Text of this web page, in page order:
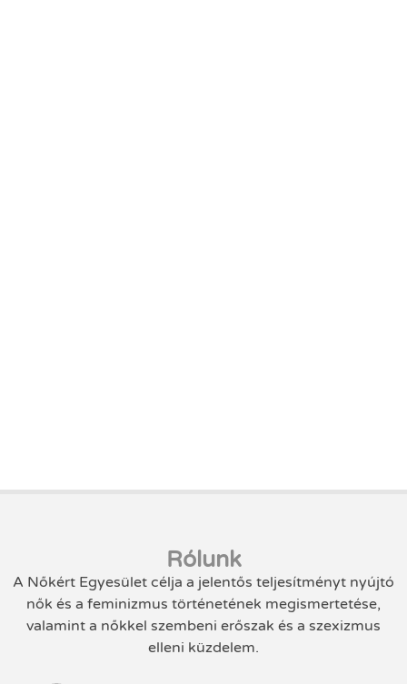
Rólunk
A Nőkért Egyesület célja a jelentős teljesítményt nyújtó
nők és a feminizmus történetének megismertetése,
valamint a nőkkel szembeni erőszak és a szexizmus
elleni küzdelem.